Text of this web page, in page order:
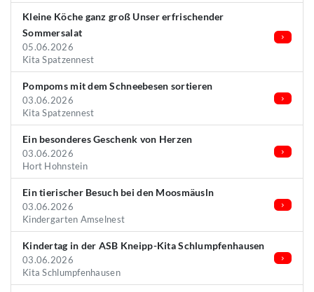
Kleine Köche ganz groß Unser erfrischender
Sommersalat
05.06.2026
Kita Spatzennest
Pompoms mit dem Schneebesen sortieren
03.06.2026
Kita Spatzennest
Ein besonderes Geschenk von Herzen
03.06.2026
Hort Hohnstein
Ein tierischer Besuch bei den Moosmäusln
03.06.2026
Kindergarten Amselnest
Kindertag in der ASB Kneipp-Kita Schlumpfenhausen
03.06.2026
Kita Schlumpfenhausen